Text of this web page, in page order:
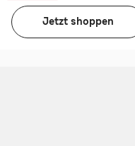
Jetzt shoppen